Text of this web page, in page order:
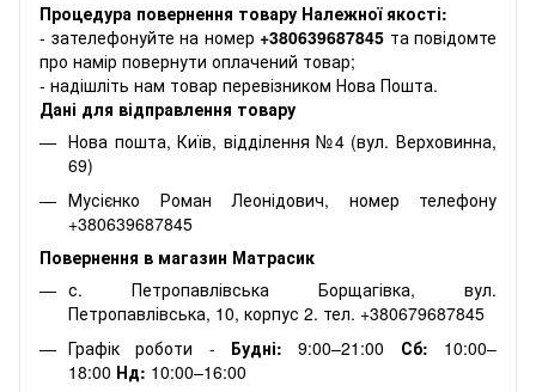
Процедура повернення товару Належної якості:
- зателефонуйте на номер +380639687845 та повідомте
про намір повернути оплачений товар;
- надішліть нам товар перевізником Нова Пошта.
Дані для відправлення товару
Нова пошта, Київ, відділення №4 (вул. Верховинна,
69)
Мусієнко Роман Леонідович, номер телефону
+380639687845
Повернення в магазин Матрасик
с. Петропавлівська Борщагівка, вул.
Петропавлівська, 10, корпус 2. тел. +380679687845
Графік роботи - Будні: 9:00–21:00 Сб: 10:00–
18:00 Нд: 10:00–16:00